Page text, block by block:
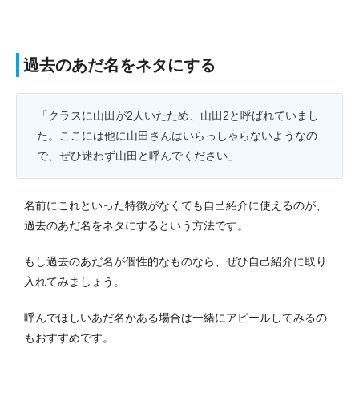
過去のあだ名をネタにする
「クラスに山田が2人いたため、山田2と呼ばれていまし
た。ここには他に山田さんはいらっしゃらないようなの
で、ぜひ迷わず山田と呼んでください」
名前にこれといった特徴がなくても自己紹介に使えるのが、
過去のあだ名をネタにするという方法です。
もし過去のあだ名が個性的なものなら、ぜひ自己紹介に取り
入れてみましょう。
呼んでほしいあだ名がある場合は一緒にアピールしてみるの
もおすすめです。